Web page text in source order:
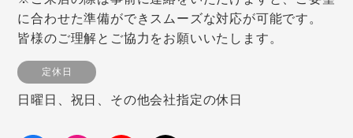
に合わせた準備ができスムーズな対応が可能です。
皆様のご理解とご協力をお願いいたします。
定休日
日曜日、祝日、その他会社指定の休日